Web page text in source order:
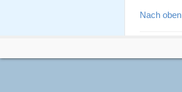
Nach oben